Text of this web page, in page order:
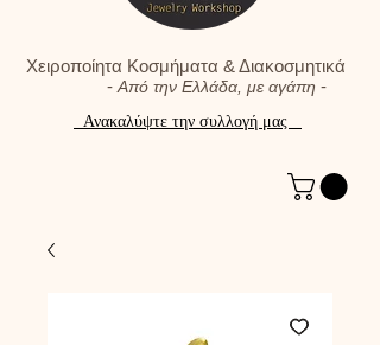
Ανακαλύψτε την συλλογή μας
Χειροποίητα Κοσμήματα & Διακοσμητικά
- Από την Ελλάδα, με αγάπη -